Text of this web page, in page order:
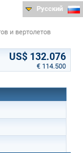
и вертолетов
Русский
US$ 132.076
€ 114.500